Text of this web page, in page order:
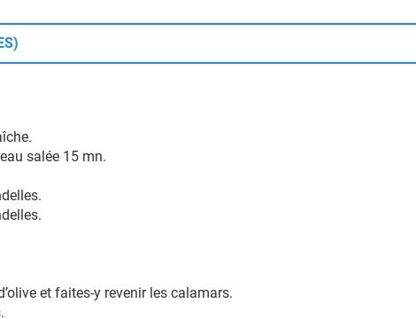
salée 15 mn.
et faites-y revenir les calamars.